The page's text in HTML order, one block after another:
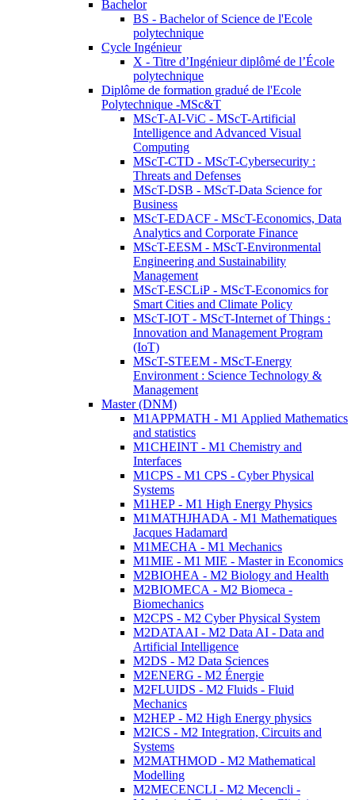
Bachelor
BS - Bachelor of Science de l'Ecole
polytechnique
Cycle Ingénieur
X - Titre d’Ingénieur diplômé de l’École
polytechnique
Diplôme de formation gradué de l'Ecole
Polytechnique -MSc&T
MScT-AI-ViC - MScT-Artificial
Intelligence and Advanced Visual
Computing
MScT-CTD - MScT-Cybersecurity :
Threats and Defenses
MScT-DSB - MScT-Data Science for
Business
MScT-EDACF - MScT-Economics, Data
Analytics and Corporate Finance
MScT-EESM - MScT-Environmental
Engineering and Sustainability
Management
MScT-ESCLiP - MScT-Economics for
Smart Cities and Climate Policy
MScT-IOT - MScT-Internet of Things :
Innovation and Management Program
(IoT)
MScT-STEEM - MScT-Energy
Environment : Science Technology &
Management
Master (DNM)
M1APPMATH - M1 Applied Mathematics
and statistics
M1CHEINT - M1 Chemistry and
Interfaces
M1CPS - M1 CPS - Cyber Physical
Systems
M1HEP - M1 High Energy Physics
M1MATHJHADA - M1 Mathematiques
Jacques Hadamard
M1MECHA - M1 Mechanics
M1MIE - M1 MIE - Master in Economics
M2BIOHEA - M2 Biology and Health
M2BIOMECA - M2 Biomeca -
Biomechanics
M2CPS - M2 Cyber Physical System
M2DATAAI - M2 Data AI - Data and
Artificial Intelligence
M2DS - M2 Data Sciences
M2ENERG - M2 Énergie
M2FLUIDS - M2 Fluids - Fluid
Mechanics
M2HEP - M2 High Energy physics
M2ICS - M2 Integration, Circuits and
Systems
M2MATHMOD - M2 Mathematical
Modelling
M2MECENCLI - M2 Mecencli -